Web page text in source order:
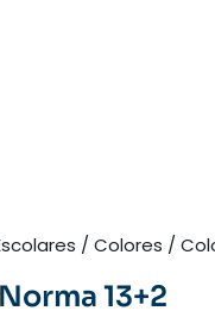
/ Colores /
13+2